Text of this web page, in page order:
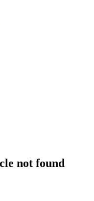
not found